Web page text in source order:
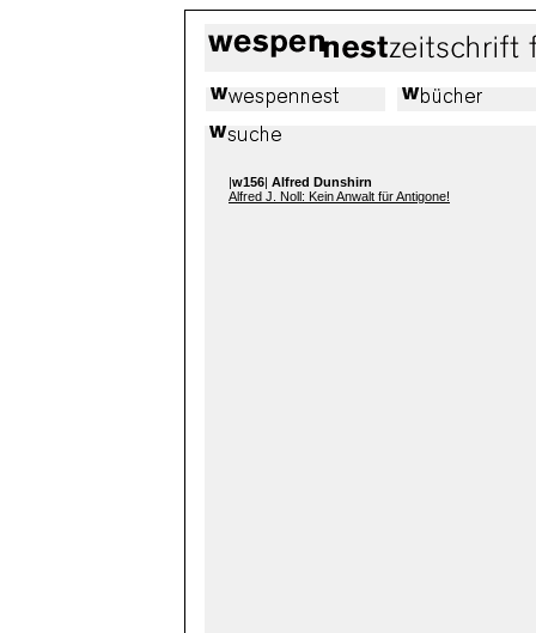
|w156| Alfred Dunshirn
Alfred J. Noll: Kein Anwalt für Antigone!